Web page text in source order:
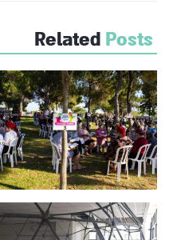
Related Posts